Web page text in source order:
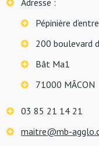
Pépinière
200 boulevard
Bât Ma1
71000 MÂCON
03 85 21 14 21
maitre@mb-